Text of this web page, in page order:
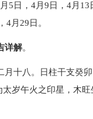
5日，4月9日，4月
4月29日。
详解。
月十八。日柱干支癸
岁午火之印星，木